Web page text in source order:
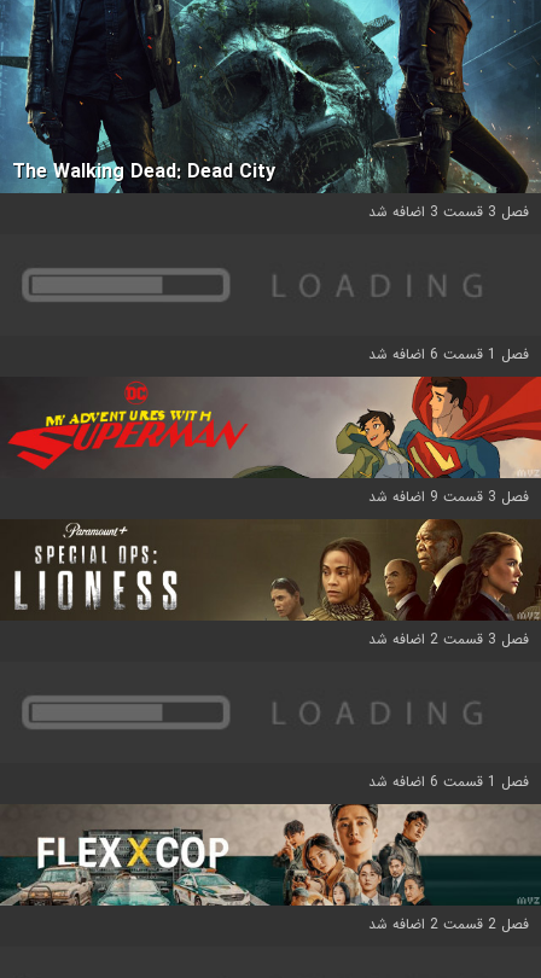
The Walking Dead: Dead City
فصل 3 قسمت 3 اضافه شد
فصل 1 قسمت 6 اضافه شد
فصل 3 قسمت 9 اضافه شد
فصل 3 قسمت 2 اضافه شد
فصل 1 قسمت 6 اضافه شد
فصل 2 قسمت 2 اضافه شد